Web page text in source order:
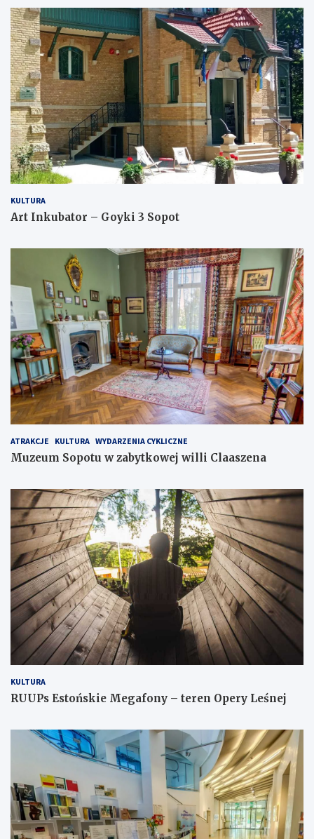
KULTURA
Art Inkubator – Goyki 3 Sopot
ATRAKCJE KULTURA WYDARZENIA CYKLICZNE
Muzeum Sopotu w zabytkowej willi Claaszena
KULTURA
RUUPs Estońskie Megafony – teren Opery Leśnej